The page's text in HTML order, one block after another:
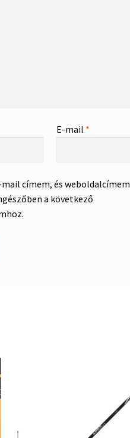
E-mail *
mail címem, és weboldalcímem
a következő